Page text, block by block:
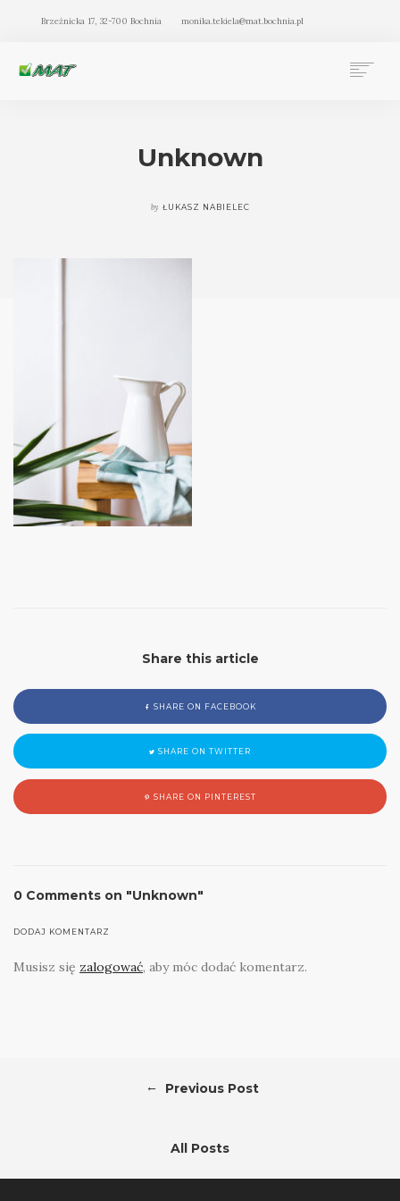
Brzeźnicka 17, 32-700 Bochnia monika.tekiela@mat.bochnia.pl
SEARCH
Unknown
by ŁUKASZ NABIELEC
Share this article
SHARE ON FACEBOOK
SHARE ON TWITTER
SHARE ON PINTEREST
0 Comments on "Unknown"
DODAJ KOMENTARZ
Musisz się zalogować, aby móc dodać komentarz.
← Previous Post
All Posts